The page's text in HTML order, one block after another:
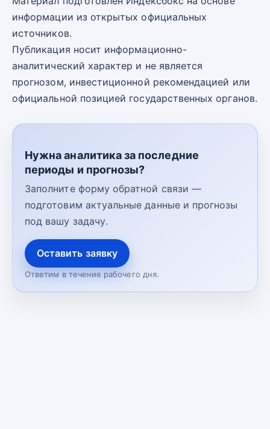
информации из открытых официальных
источников.
Публикация носит информационно-
аналитический характер и не является
прогнозом, инвестиционной рекомендацией или
официальной позицией государственных органов.
Нужна аналитика за последние
периоды и прогнозы?
Заполните форму обратной связи —
подготовим актуальные данные и прогнозы
под вашу задачу.
Оставить заявку
Ответим в течение рабочего дня.